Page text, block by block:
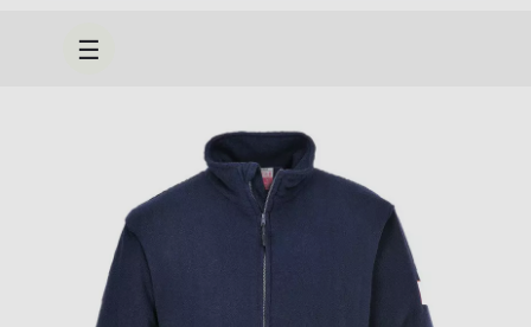
navigazione
☰